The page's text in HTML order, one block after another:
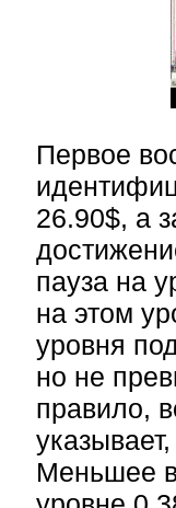
Первое
26.90$, а
пауза на
на этом
уровня
но не
правило,
Меньшее